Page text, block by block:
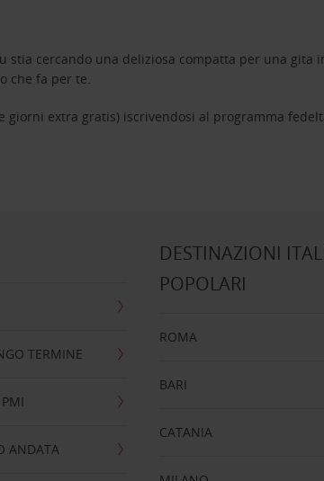
cercando una deliziosa compatta per una
che fa per te.
giorni extra gratis) iscrivendosi al programma
TERMINE
ANDATA
DESTINAZIONI
POPOLARI
ROMA
BARI
CATANIA